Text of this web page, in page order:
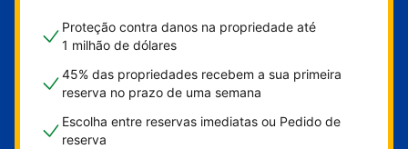
Proteção contra danos na propriedade até
1 milhão de dólares
45% das propriedades recebem a sua primeira
reserva no prazo de uma semana
Escolha entre reservas imediatas ou Pedido de
reserva